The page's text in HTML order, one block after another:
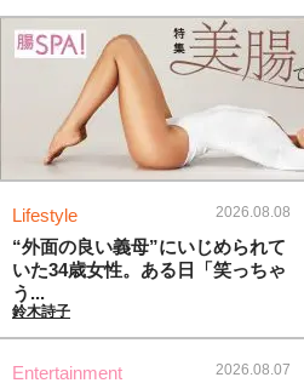
Lifestyle 2026.08.08
“外面の良い義母”にいじめられて
いた34歳女性。ある日「笑っちゃ
う...
鈴木詩子
Entertainment 2026.08.07